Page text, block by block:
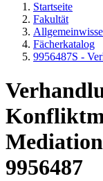
Startseite
Fakultät
Fächerkatalog
9956487S -
9956487